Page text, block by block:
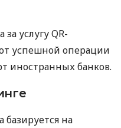
услугу QR-
от успешной операции
иностранных банков.
базируется на